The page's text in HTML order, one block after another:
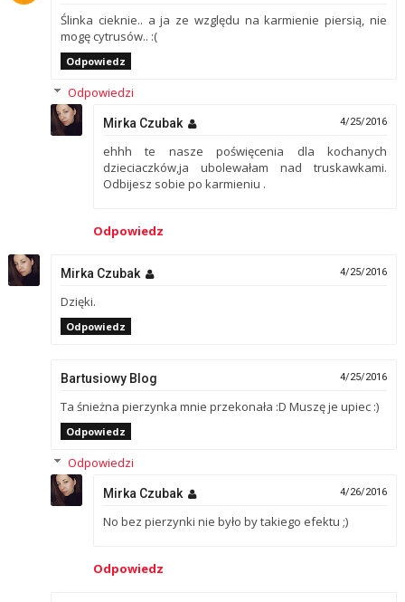
Ślinka cieknie.. a ja ze względu na karmienie piersią, nie
mogę cytrusów.. :(
Odpowiedz
Odpowiedzi
Mirka Czubak 4/25/2016
ehhh te nasze poświęcenia dla kochanych
dzieciaczków,ja ubolewałam nad truskawkami.
Odbijesz sobie po karmieniu .
Odpowiedz
Mirka Czubak 4/25/2016
Dzięki.
Odpowiedz
Bartusiowy Blog 4/25/2016
Ta śnieżna pierzynka mnie przekonała :D Muszę je upiec :)
Odpowiedz
Odpowiedzi
Mirka Czubak 4/26/2016
No bez pierzynki nie było by takiego efektu ;)
Odpowiedz